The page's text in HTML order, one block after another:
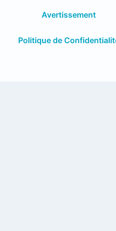
Avertissement
Politique de